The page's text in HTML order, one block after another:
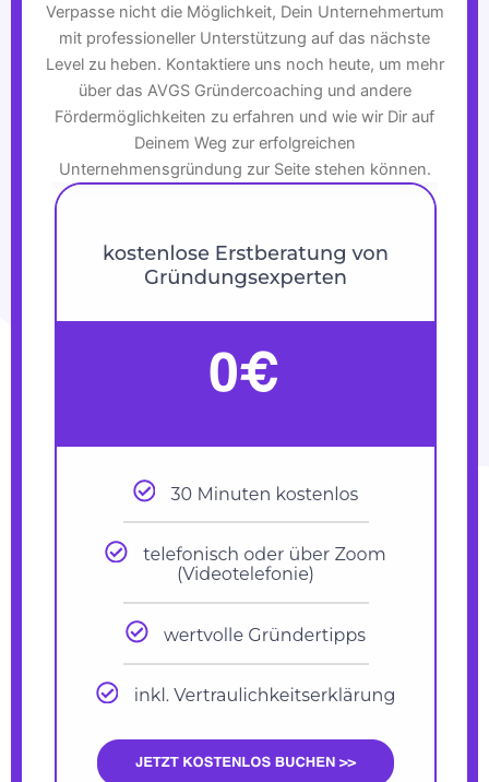
Verpasse nicht die Möglichkeit, Dein Unternehmertum
mit professioneller Unterstützung auf das nächste
Level zu heben. Kontaktiere uns noch heute, um mehr
über das AVGS Gründercoaching und andere
Fördermöglichkeiten zu erfahren und wie wir Dir auf
Deinem Weg zur erfolgreichen
Unternehmensgründung zur Seite stehen können.